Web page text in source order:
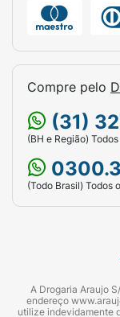
Compre pelo
(31)
(BH e Região)
(Todo Brasil) Todos
A Drogaria Araujo
endereço
utilize indevidamente